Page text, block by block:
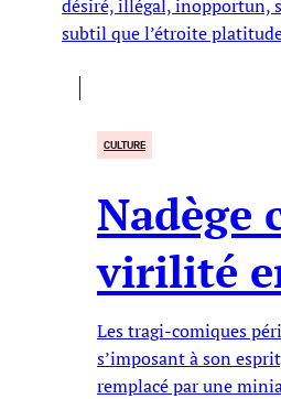
désiré, illégal, inopportun,
subtil que l’étroite
CULTURE
Nadège
virilité
Les tragi-comiques
s’imposant à son
remplacé par une